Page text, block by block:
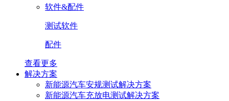
软件&配件
测试软件
配件
查看更多
解决方案
新能源汽车安规测试解决方案
新能源汽车充放电测试解决方案